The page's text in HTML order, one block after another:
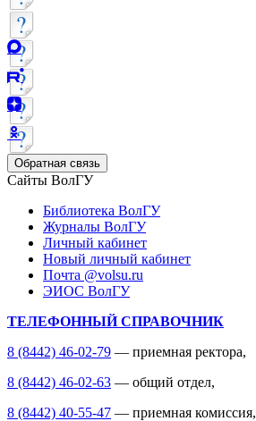
Обратная связь
Сайты ВолГУ
Библиотека ВолГУ
Журналы ВолГУ
Личный кабинет
Новый личный кабинет
Почта @volsu.ru
ЭИОС ВолГУ
ТЕЛЕФОННЫЙ СПРАВОЧНИК
8 (8442) 46-02-79 — приемная ректора,
8 (8442) 46-02-63 — общий отдел,
8 (8442) 40-55-47 — приемная комиссия,